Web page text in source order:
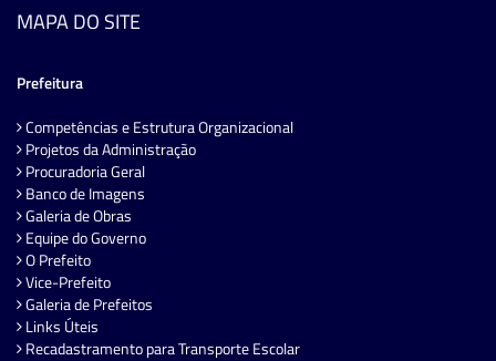
MAPA DO SITE
Prefeitura
Competências e Estrutura Organizacional
Projetos da Administração
Procuradoria Geral
Banco de Imagens
Galeria de Obras
Equipe do Governo
O Prefeito
Vice-Prefeito
Galeria de Prefeitos
Links Úteis
Recadastramento para Transporte Escolar